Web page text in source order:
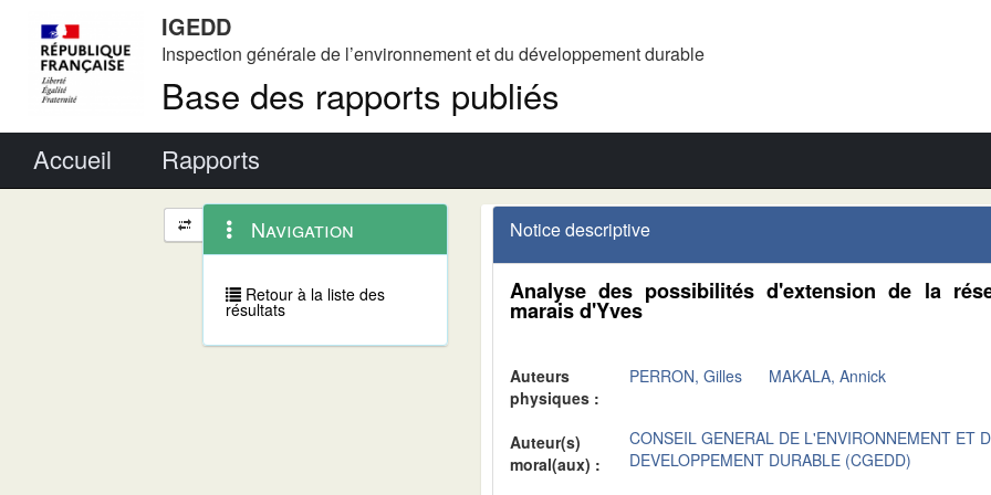
IGEDD
Inspection générale de l’environnement et du développement durable
Base des rapports publiés
Accueil Rapports
Navigation
et
outils
annexes
contextuel
Navigation
Retour à la liste des
résultats
Notice descriptive
Analyse des possibilités d'extension de la
marais d'Yves
Auteurs
physiques :
PERRON, Gilles MAKALA, Annick
Auteur(s)
moral(aux) :
CONSEIL GENERAL DE L'ENVIRONNEMENT ET
DEVELOPPEMENT DURABLE (CGEDD)